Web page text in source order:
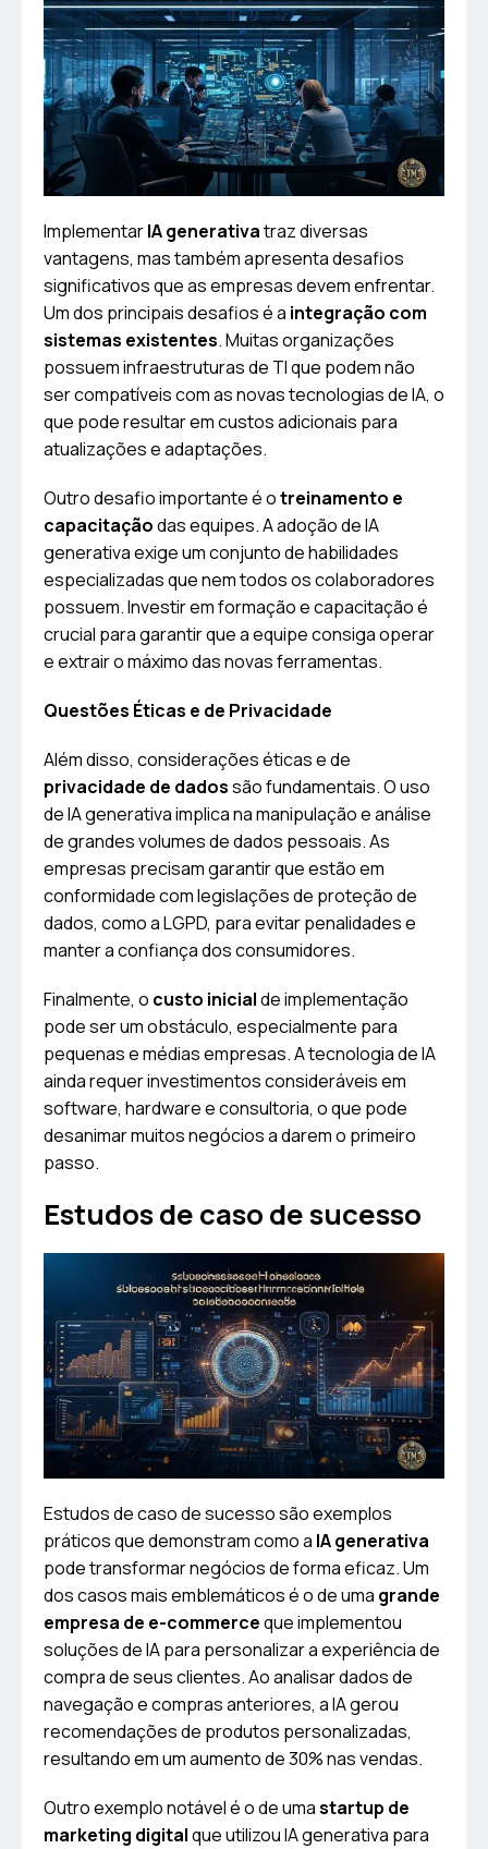
ImplementarIA generativatraz diversas
vantagens, mas também apresenta desafios
significativos que as empresas devem enfrentar.
Um dos principais desafios é a integração com
sistemas existentes. Muitas organizações
possuem infraestruturas de TI que podem não
ser compatíveis com as novas tecnologias de IA, o
que pode resultar em custos adicionais para
atualizações e adaptações.
Outro desafio importante é otreinamento e
capacitaçãodas equipes. A adoção de IA
generativa exige um conjunto de habilidades
especializadas que nem todos os colaboradores
possuem. Investir em formação e capacitação é
crucial para garantir que a equipe consiga operar
e extrair o máximo das novas ferramentas.
Questões Éticas e de Privacidade
Além disso, considerações éticas e de
privacidade de dadossão fundamentais. O uso
de IA generativa implica na manipulação e análise
de grandes volumes de dados pessoais. As
empresas precisam garantir que estão em
conformidade com legislações de proteção de
dados, como a LGPD, para evitar penalidades e
manter a confiança dos consumidores.
Finalmente, o custo inicialde implementação
pode ser um obstáculo, especialmente para
pequenas e médias empresas. A tecnologia de IA
ainda requer investimentos consideráveis em
software, hardware e consultoria, o que pode
desanimar muitos negócios a darem o primeiro
passo.
Estudos de caso de sucesso
Estudos de caso de sucesso são exemplos
práticos que demonstram como a IA generativa
pode transformar negócios de forma eficaz. Um
dos casos mais emblemáticos é o de uma grande
empresa de e-commerceque implementou
soluções de IA para personalizar a experiência de
compra de seus clientes. Ao analisar dados de
navegação e compras anteriores, a IA gerou
recomendações de produtos personalizadas,
resultando em um aumento de 30% nas vendas.
Outro exemplo notável é o de umastartup de
marketing digitalque utilizou IA generativa para